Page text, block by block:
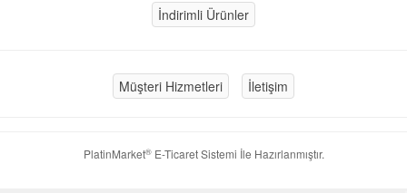
İndirimli Ürünler
Müşteri Hizmetleri İletişim
PlatinMarket®E-Ticaret Sistemi İle Hazırlanmıştır.